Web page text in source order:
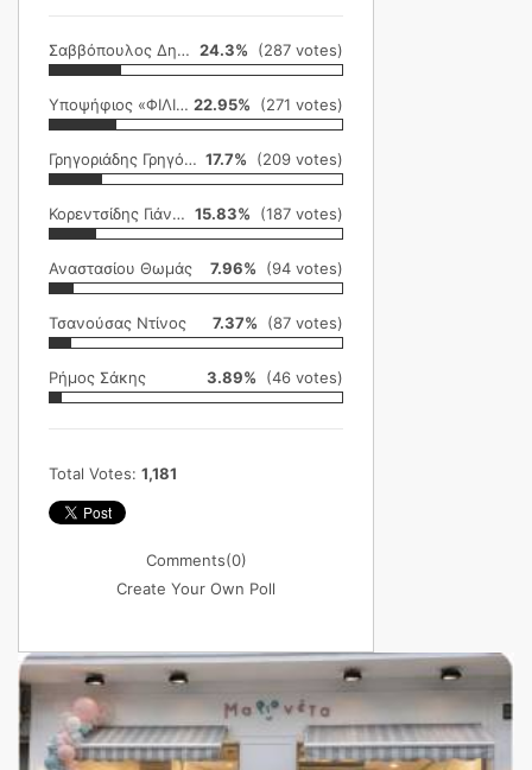
Σαββόπουλος Δημήτρης 24.3% (287 votes)
Υποψήφιος «ΦΙΛΙΚΗ ΕΤΑΙΡΕΙΑ» 22.95% (271 votes)
Γρηγοριάδης Γρηγόρης 17.7% (209 votes)
Κορεντσίδης Γιάννης 15.83% (187 votes)
Αναστασίου Θωμάς 7.96% (94 votes)
Τσανούσας Ντίνος 7.37% (87 votes)
Ρήμος Σάκης 3.89% (46 votes)
Total Votes: 1,181
Comments(0)
Create Your Own Poll